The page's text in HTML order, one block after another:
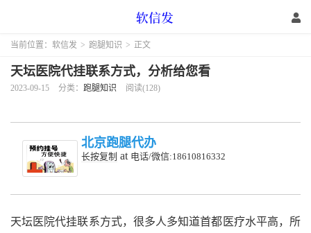
当前位置： 软信发 > 跑腿知识 > 正文
天坛医院代挂联系方式，分析给您看
2023-09-15 分类： 跑腿知识 阅读(128)
北京跑腿代办
长按复制 at 电话/微信:18610816332
天坛医院代挂联系方式，很多人多知道首都医疗水平高，所